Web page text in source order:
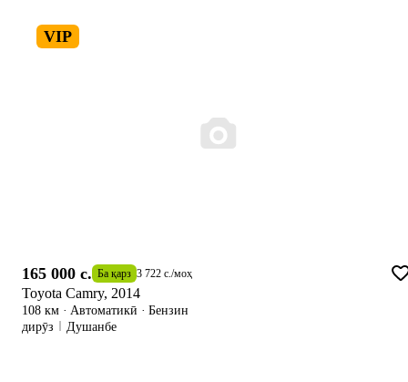
VIP
165 000 c. Ба қарз 3 722 c./моҳ
Toyota Camry, 2014
108 км · Автоматикӣ · Бензин
дирӯз
Душанбе